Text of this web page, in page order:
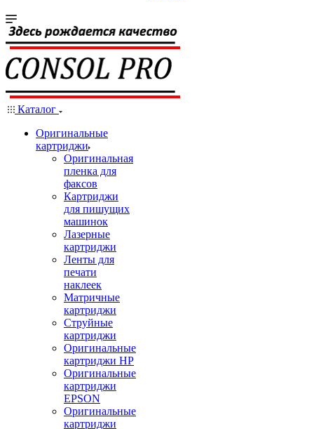
Каталог
Оригинальные
картриджи
Оригинальная
пленка для
факсов
Картриджи
для пишущих
машинок
Лазерные
картриджи
Ленты для
печати
наклеек
Матричные
картриджи
Струйные
картриджи
Оригинальные
картриджи HP
Оригинальные
картриджи
EPSON
Оригинальные
картриджи